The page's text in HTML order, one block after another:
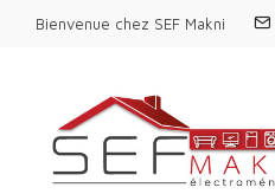
Bienvenue chez SEF Makni